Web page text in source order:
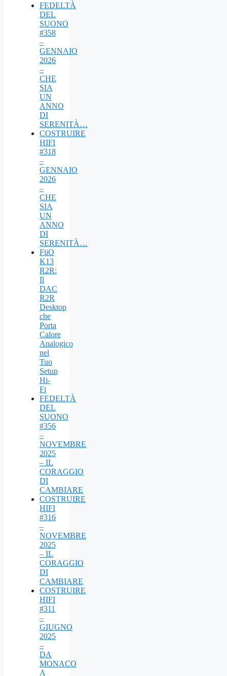
FEDELTÀ
DEL
SUONO
#358
–
GENNAIO
2026
–
CHE
SIA
UN
ANNO
DI
SERENITÀ…
COSTRUIRE
HIFI
#318
–
GENNAIO
2026
–
CHE
SIA
UN
ANNO
DI
SERENITÀ…
FiiO
K13
R2R:
Il
DAC
R2R
Desktop
che
Porta
Calore
Analogico
nel
Tuo
Setup
Hi-
Fi
FEDELTÀ
DEL
SUONO
#356
–
NOVEMBRE
2025
– IL
CORAGGIO
DI
CAMBIARE
COSTRUIRE
HIFI
#316
–
NOVEMBRE
2025
– IL
CORAGGIO
DI
CAMBIARE
COSTRUIRE
HIFI
#311
–
GIUGNO
2025
–
DA
MONACO
A